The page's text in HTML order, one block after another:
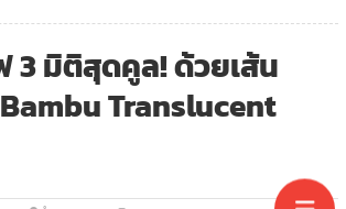
3 มิติสุดคูล! ด้วยเส้น
Translucent